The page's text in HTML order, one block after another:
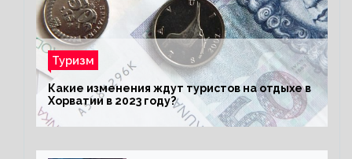
Туризм
Какие изменения ждут туристов на отдыхе в
Хорватии в 2023 году?